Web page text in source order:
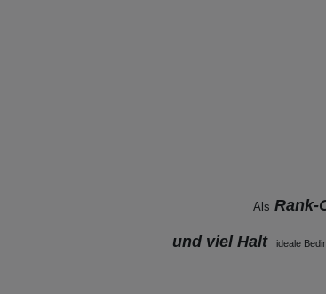
Als Rank-
und viel Halt ideale